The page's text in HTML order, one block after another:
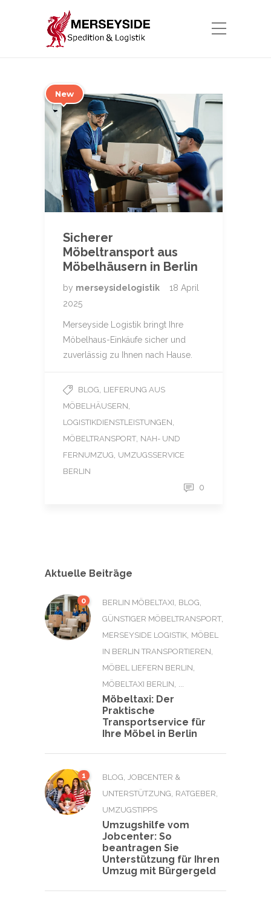
New
Sicherer
Möbeltransport aus
Möbelhäusern in Berlin
by merseysidelogistik
18 April
2025
Merseyside Logistik bringt Ihre
Möbelhaus-Einkäufe sicher und
zuverlässig zu Ihnen nach Hause.
BLOG LIEFERUNG AUS
MÖBELHÄUSERN
LOGISTIKDIENSTLEISTUNGEN
MÖBELTRANSPORT NAH- UND
FERNUMZUG UMZUGSSERVICE
BERLIN
0
Aktuelle Beiträge
0 BERLIN MÖBELTAXI BLOG
GÜNSTIGER MÖBELTRANSPORT
MERSEYSIDE LOGISTIK MÖBEL
IN BERLIN TRANSPORTIEREN
MÖBEL LIEFERN BERLIN
MÖBELTAXI BERLIN
Möbeltaxi: Der
Praktische
Transportservice für
Ihre Möbel in Berlin
1 BLOG JOBCENTER &
UNTERSTÜTZUNG RATGEBER
UMZUGSTIPPS
Umzugshilfe vom
Jobcenter: So
beantragen Sie
Unterstützung für Ihren
Umzug mit Bürgergeld